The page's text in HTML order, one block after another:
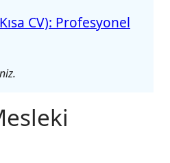
CV): Profesyonel